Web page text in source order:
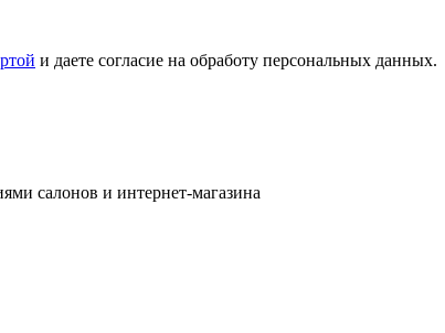
и даете согласие на обработу персональных данных.
салонов и интернет-магазина